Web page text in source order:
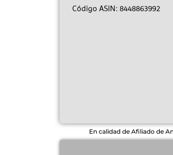
Código ASIN: 8448863992
En calidad de Afiliado de